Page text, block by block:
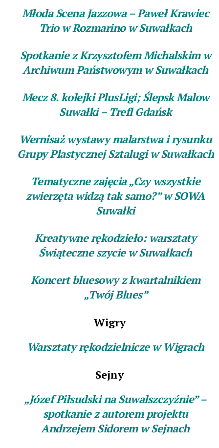
Młoda Scena Jazzowa – Paweł Krawiec
Trio w Rozmarino w Suwałkach
Spotkanie z Krzysztofem Michalskim w
Archiwum Państwowym w Suwałkach
Mecz 8. kolejki PlusLigi; Ślepsk Malow
Suwałki – Trefl Gdańsk
Wernisaż wystawy malarstwa i rysunku
Grupy Plastycznej Sztalugi w Suwałkach
Tematyczne zajęcia „Czy wszystkie
zwierzęta widzą tak samo?” w SOWA
Suwałki
Kreatywne rękodzieło: warsztaty
Świąteczne szycie w Suwałkach
Koncert bluesowy z kwartalnikiem
„Twój Blues”
Wigry
Warsztaty rękodzielnicze w Wigrach
Sejny
„Józef Piłsudski na Suwalszczyźnie” –
spotkanie z autorem projektu
Andrzejem Sidorem w Sejnach